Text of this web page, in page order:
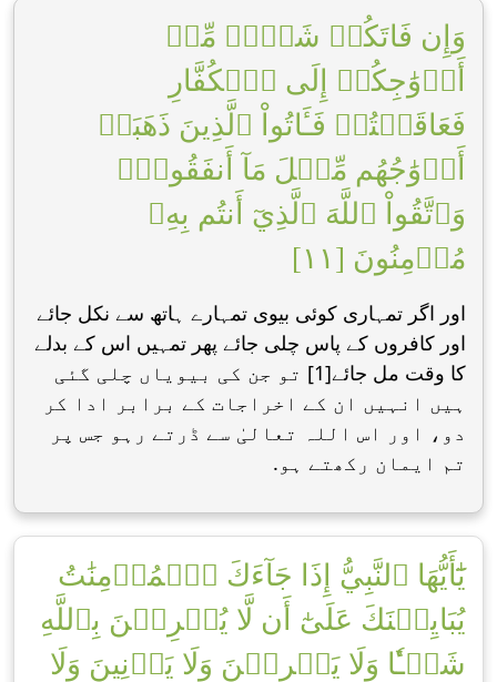
وَإِن فَاتَكُمۡ شَيۡءٞ مِّنۡ
أَزۡوَٰجِكُمۡ إِلَى ٱلۡكُفَّارِ
فَعَاقَبۡتُمۡ فَـَٔاتُواْ ٱلَّذِينَ ذَهَبَتۡ
أَزۡوَٰجُهُم مِّثۡلَ مَآ أَنفَقُواْۚ
وَٱتَّقُواْ ٱللَّهَ ٱلَّذِيٓ أَنتُم بِهِۦ
مُؤۡمِنُونَ [١١]
اور اگر تمہاری کوئی بیوی تمہارے ہاتھ سے نکل جائے
اور کافروں کے پاس چلی جائے پھر تمہیں اس کے بدلے
کا وقت مل جائے[1] تو جن کی بیویاں چلی گئی
ہیں انہیں ان کے اخراجات کے برابر ادا کر
دو، اور اس اللہ تعالیٰ سے ڈرتے رہو جس پر
تم ایمان رکھتے ہو.
يَٰٓأَيُّهَا ٱلنَّبِيُّ إِذَا جَآءَكَ ٱلۡمُؤۡمِنَٰتُ
يُبَايِعۡنَكَ عَلَىٰٓ أَن لَّا يُشۡرِكۡنَ بِٱللَّهِ
شَيۡـٔٗا وَلَا يَسۡرِقۡنَ وَلَا يَزۡنِينَ وَلَا